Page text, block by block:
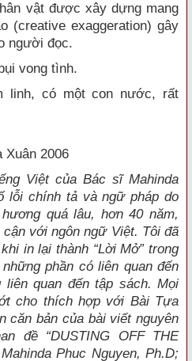
vật được xây dựng mang
(creative exaggeration) gây
người đọc.
vong tình.
linh, có một con nước, rất
Xuân 2006
Việt của Bác sĩ Mahinda
lỗi chính tả và ngữ pháp do
quá lâu, hơn 40 năm,
với ngôn ngữ Việt. Tôi đã
in lại thành “Lời Mở” trong
phần có liên quan đến
liên quan đến tập sách. Mọi
cho thích hợp với Bài Tựa
căn bản của bài viết nguyên
đề “DUSTING OFF THE
Phuc Nguyen, Ph.D;